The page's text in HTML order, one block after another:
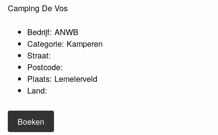
Camping De Vos
Bedrijf: ANWB
Categorie: Kamperen
Straat:
Postcode:
Plaats: Lemelerveld
Land:
Boeken